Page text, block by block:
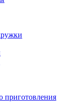
приготовления